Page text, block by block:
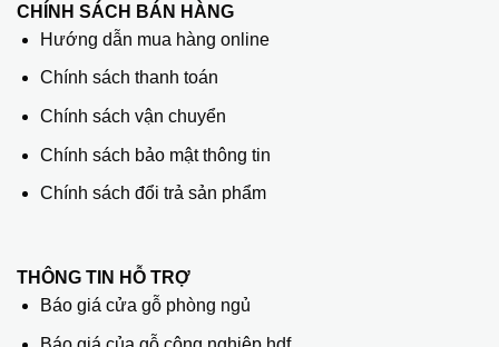
CHÍNH SÁCH BÁN HÀNG
Hướng dẫn mua hàng online
Chính sách thanh toán
Chính sách vận chuyển
Chính sách bảo mật thông tin
Chính sách đổi trả sản phẩm
THÔNG TIN HỖ TRỢ
Báo giá cửa gỗ phòng ngủ